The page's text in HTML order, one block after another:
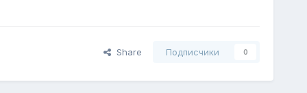
Share Подписчики 0